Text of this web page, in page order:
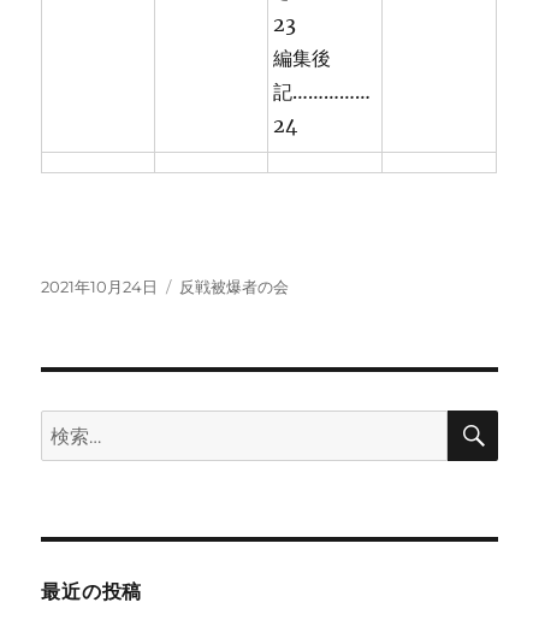
23
編集後
記……………
24
投
2021年10月24日
カ
反戦被爆者の会
検
索:
検
最近の投稿